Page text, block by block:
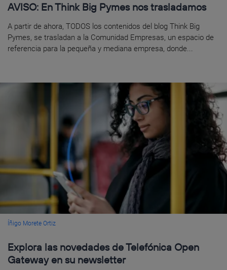
AVISO: En Think Big Pymes nos trasladamos
A partir de ahora, TODOS los contenidos del blog Think Big
Pymes, se trasladan a la Comunidad Empresas, un espacio de
referencia para la pequeña y mediana empresa, donde...
Íñigo Morete Ortiz
Explora las novedades de Telefónica Open
Gateway en su newsletter